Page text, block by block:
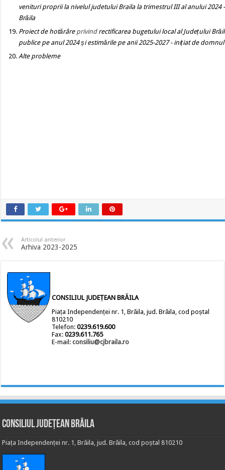
venituri proprii la nivelul judetului Braila la trimestrul III al anului
Brăila
Proiect de hotărâre privindrectificarea bugetului local al Județului
publice pe anul 2024 și estimările pe anii 2025-2027- inițiat de
Alte probleme
Articolul anterior
Arhiva 2023-2025
CONSILIUL JUDEȚEAN BRĂILA
Piața Independenței nr. 1, Brăila, jud. Brăila, cod poștal
810210
Telefon:0239.619.600
Fax:0239.611.765
E-mail:consiliu@cjbraila.ro
Consiliul Județean Brăila
Piața Independenței nr. 1, Brăila, jud. Brăila, cod poștal 810210